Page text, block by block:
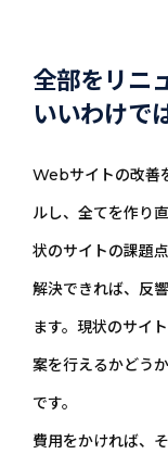
全部をリニ
いいわけで
Webサイトの改善
ルし、全てを作り
状のサイトの課題
解決できれば、反
ます。現状のサイ
案を行えるかどう
です。
費用をかければ、